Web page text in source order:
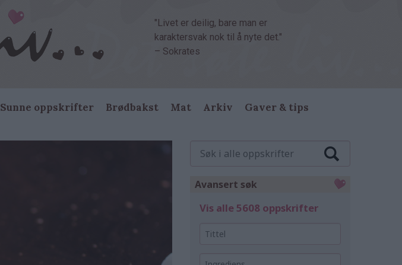
"Livet er deilig, bare man er
karaktersvak nok til å nyte det."
– Sokrates
Sunne oppskrifter Brødbakst Mat Arkiv Gaver & tips
Avansert søk
Vis alle 5608 oppskrifter